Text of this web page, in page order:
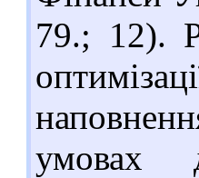
79.; 12).
умовах